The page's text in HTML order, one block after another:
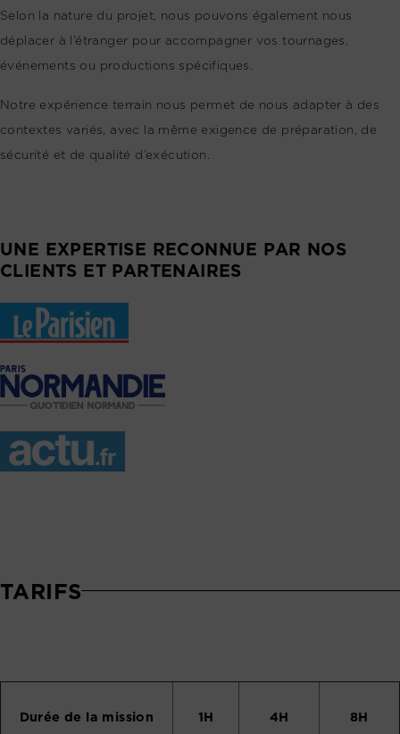
Selon la nature du projet, nous pouvons également nous
déplacer à l’étranger pour accompagner vos tournages,
événements ou productions spécifiques.
Notre expérience terrain nous permet de nous adapter à des
contextes variés, avec la même exigence de préparation, de
sécurité et de qualité d’exécution.
UNE EXPERTISE RECONNUE PAR NOS
CLIENTS ET PARTENAIRES
TARIFS
Durée de la mission 1H 4H 8H